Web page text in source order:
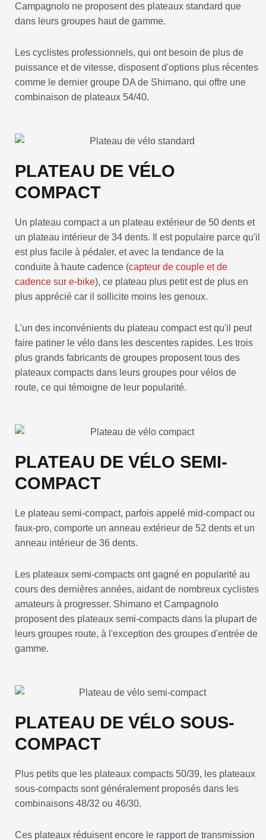
Campagnolo ne proposent des plateaux standard que
dans leurs groupes haut de gamme.
Les cyclistes professionnels, qui ont besoin de plus de
puissance et de vitesse, disposent d'options plus récentes
comme le dernier groupe DA de Shimano, qui offre une
combinaison de plateaux 54/40.
PLATEAU DE VÉLO
COMPACT
Un plateau compact a un plateau extérieur de 50 dents et
un plateau intérieur de 34 dents. Il est populaire parce qu'il
est plus facile à pédaler, et avec la tendance de la
conduite à haute cadence (capteur de couple et de
cadence sur e-bike), ce plateau plus petit est de plus en
plus apprécié car il sollicite moins les genoux.
L'un des inconvénients du plateau compact est qu'il peut
faire patiner le vélo dans les descentes rapides. Les trois
plus grands fabricants de groupes proposent tous des
plateaux compacts dans leurs groupes pour vélos de
route, ce qui témoigne de leur popularité.
PLATEAU DE VÉLO SEMI-
COMPACT
Le plateau semi-compact, parfois appelé mid-compact ou
faux-pro, comporte un anneau extérieur de 52 dents et un
anneau intérieur de 36 dents.
Les plateaux semi-compacts ont gagné en popularité au
cours des dernières années, aidant de nombreux cyclistes
amateurs à progresser. Shimano et Campagnolo
proposent des plateaux semi-compacts dans la plupart de
leurs groupes route, à l'exception des groupes d'entrée de
gamme.
PLATEAU DE VÉLO SOUS-
COMPACT
Plus petits que les plateaux compacts 50/39, les plateaux
sous-compacts sont généralement proposés dans les
combinaisons 48/32 ou 46/30.
Ces plateaux réduisent encore le rapport de transmission